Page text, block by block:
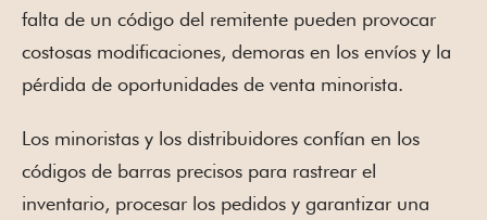
falta de un código del remitente pueden provocar
costosas modificaciones, demoras en los envíos y la
pérdida de oportunidades de venta minorista.
Los minoristas y los distribuidores confían en los
códigos de barras precisos para rastrear el
inventario, procesar los pedidos y garantizar una